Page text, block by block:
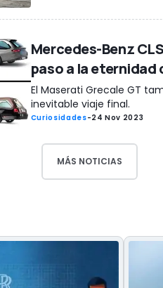
Mercedes-Benz
paso a la eternidad
El Maserati Grecale GT
inevitable viaje final.
Curiosidades-24 Nov 2023
MÁS NOTICIAS